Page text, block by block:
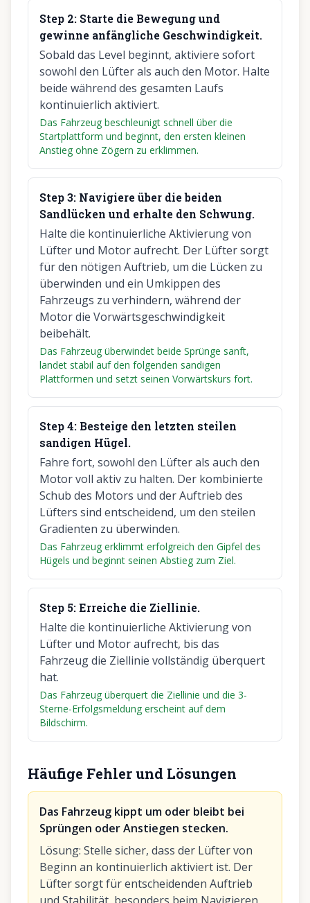
Step 2: Starte die Bewegung und
gewinne anfängliche Geschwindigkeit.
Sobald das Level beginnt, aktiviere sofort
sowohl den Lüfter als auch den Motor. Halte
beide während des gesamten Laufs
kontinuierlich aktiviert.
Das Fahrzeug beschleunigt schnell über die
Startplattform und beginnt, den ersten kleinen
Anstieg ohne Zögern zu erklimmen.
Step3: Navigiere über die beiden
Sandlücken und erhalte den Schwung.
Halte die kontinuierliche Aktivierung von
Lüfter und Motor aufrecht. Der Lüfter sorgt
für den nötigen Auftrieb, um die Lücken zu
überwinden und ein Umkippen des
Fahrzeugs zu verhindern, während der
Motor die Vorwärtsgeschwindigkeit
beibehält.
Das Fahrzeug überwindet beide Sprünge sanft,
landet stabil auf den folgenden sandigen
Plattformen und setzt seinen Vorwärtskurs fort.
Step4: Besteige den letzten steilen
sandigen Hügel.
Fahre fort, sowohl den Lüfter als auch den
Motor voll aktiv zu halten. Der kombinierte
Schub des Motors und der Auftrieb des
Lüfters sind entscheidend, um den steilen
Gradienten zu überwinden.
Das Fahrzeug erklimmt erfolgreich den Gipfel des
Hügels und beginnt seinen Abstieg zum Ziel.
Step 5:Erreiche die Ziellinie.
Halte die kontinuierliche Aktivierung von
Lüfter und Motor aufrecht, bis das
Fahrzeug die Ziellinie vollständig überquert
hat.
Das Fahrzeug überquert die Ziellinie und die 3-
Sterne-Erfolgsmeldung erscheint auf dem
Bildschirm.
Häufige Fehler und Lösungen
Das Fahrzeug kippt um oder bleibt bei
Sprüngen oder Anstiegen stecken.
Lösung: Stelle sicher, dass der Lüfter von
Beginn an kontinuierlich aktiviert ist. Der
Lüfter sorgt für entscheidenden Auftrieb